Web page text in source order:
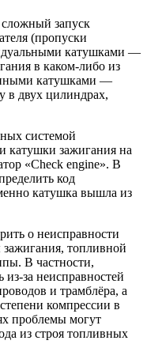
запуск
(пропуски
катушками —
в каком-либо из
катушками —
в двух цилиндрах,
системой
катушки зажигания на
«Check engine». В
код
катушка вышла из
о неисправности
топливной
В частности,
за неисправностей
и трамблёра, а
компрессии в
проблемы могут
из строя топливных